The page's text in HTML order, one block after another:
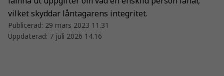
vilket skyddar låntagarens integritet.
Publicerad: 29 mars 2023 11.31
Uppdaterad: 7 juli 2026 14.16